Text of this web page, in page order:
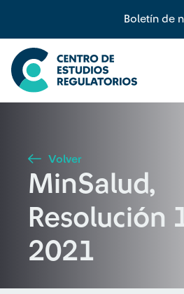
Boletín de
Búsqueda
Seleccione país
Buscar
Volver
MinSalud,
Resolución
2021